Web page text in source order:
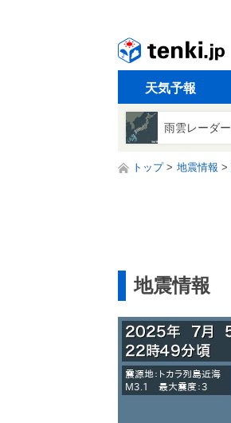
天気予報
雨雲レーダー
トップ 地震情報
地震情報